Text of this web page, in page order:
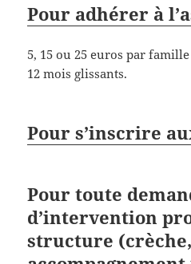
Pour adhérer à
5, 15 ou 25 euros par
12 mois glissants.
Pour s’inscrire
Pour toute
d’intervention
structure